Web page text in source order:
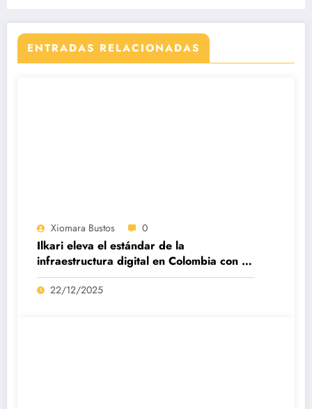
ENTRADAS RELACIONADAS
Xiomara Bustos 0
Ilkari eleva el estándar de la
infraestructura digital en Colombia con su
datacenter certificado Nivel IV de ICREA
22/12/2025